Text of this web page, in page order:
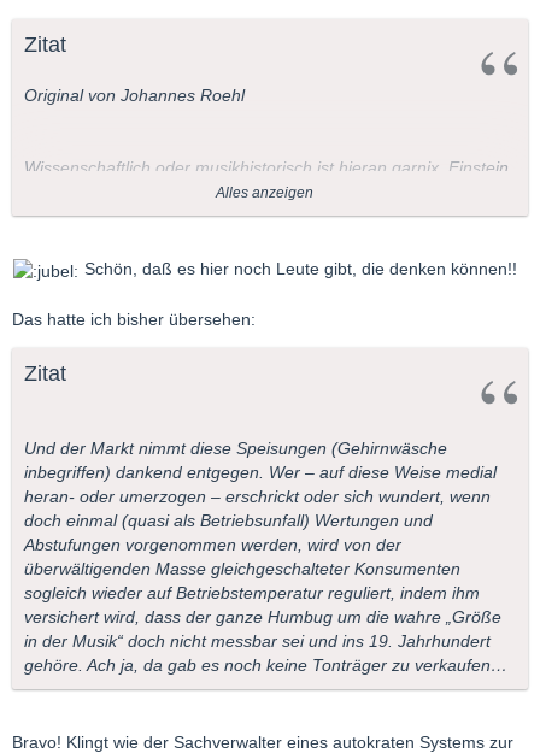
Zitat
Original von Johannes Roehl
Wissenschaftlich oder musikhistorisch ist hieran garnix, Einstein
hat sowas in seinem Büchlein immerhin eingeräumt.
Akademisch ist es höchstens im abwertenden Sinne, eines
einer unvoreingenommenen und gründlichen Untersuchung.
Damit nun aber Schluß:
"Getret'ner Quark wird breit, nicht stark!"
Alles anzeigen
Schön, daß es hier noch Leute gibt, die denken können!!
Das hatte ich bisher übersehen:
Zitat
Und der Markt nimmt diese Speisungen (Gehirnwäsche
inbegriffen) dankend entgegen. Wer – auf diese Weise medial
heran- oder umerzogen – erschrickt oder sich wundert, wenn
doch einmal (quasi als Betriebsunfall) Wertungen und
Abstufungen vorgenommen werden, wird von der
überwältigenden Masse gleichgeschalteter Konsumenten
sogleich wieder auf Betriebstemperatur reguliert, indem ihm
versichert wird, dass der ganze Humbug um die wahre „Größe
in der Musik“ doch nicht messbar sei und ins 19. Jahrhundert
gehöre. Ach ja, da gab es noch keine Tonträger zu verkaufen…
Bravo! Klingt wie der Sachverwalter eines autokraten Systems zur